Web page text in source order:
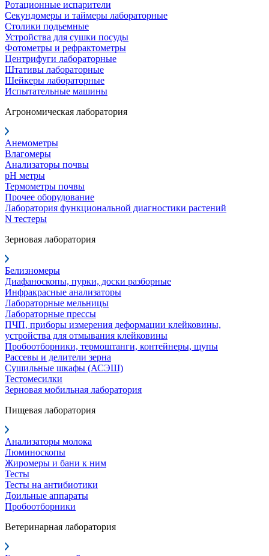
Ротационные испарители
Секундомеры и таймеры лабораторные
Столики подьемные
Устройства для сушки посуды
Фотометры и рефрактометры
Центрифуги лабораторные
Штативы лабораторные
Шейкеры лабораторные
Испытательные машины
Агрономическая лаборатория
Анемометры
Влагомеры
Анализаторы почвы
pH метры
Термометры почвы
Прочее оборудование
Лаборатория функциональной диагностики растений
N тестеры
Зерновая лаборатория
Белизномеры
Диафаноскопы, пурки, доски разборные
Инфракрасные анализаторы
Лабораторные мельницы
Лабораторные прессы
ПЧП, приборы измерения деформации клейковины,
устройства для отмывания клейковины
Пробоотборники, термоштанги, контейнеры, щупы
Рассевы и делители зерна
Сушильные шкафы (АСЭШ)
Тестомесилки
Зерновая мобильная лаборатория
Пищевая лаборатория
Анализаторы молока
Люминоскопы
Жиромеры и бани к ним
Тесты
Тесты на антибиотики
Доильные аппараты
Пробоотборники
Ветеринарная лаборатория